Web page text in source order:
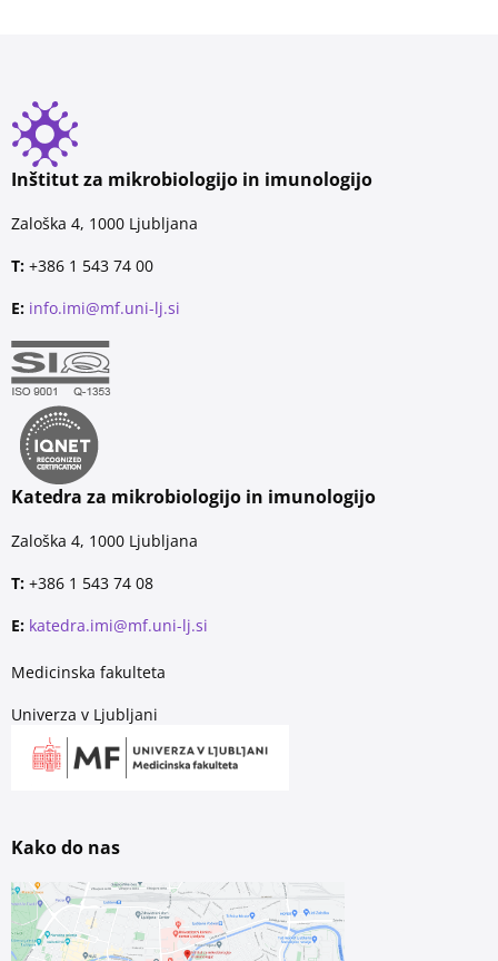
Inštitut za mikrobiologijo in imunologijo
Zaloška 4, 1000 Ljubljana
T: +386 1 543 74 00
E: info.imi@mf.uni-lj.si
Katedra za mikrobiologijo in imunologijo
Zaloška 4, 1000 Ljubljana
T: +386 1 543 74 08
E: katedra.imi@mf.uni-lj.si
Medicinska fakulteta
Univerza v Ljubljani
Kako do nas